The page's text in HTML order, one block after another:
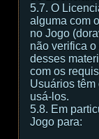
5.7. O
alguma com
no Jogo
não verifica
desses
com os
Usuários
usá-los.
5.8. Em
Jogo para: